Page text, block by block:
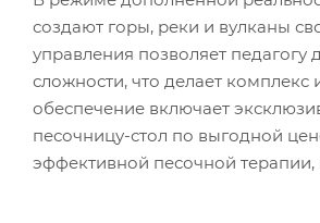
создают горы, реки и вулканы
управления позволяет
сложности, что делает
обеспечение включает
песочницу-стол по выгодной
эффективной песочной терапии,